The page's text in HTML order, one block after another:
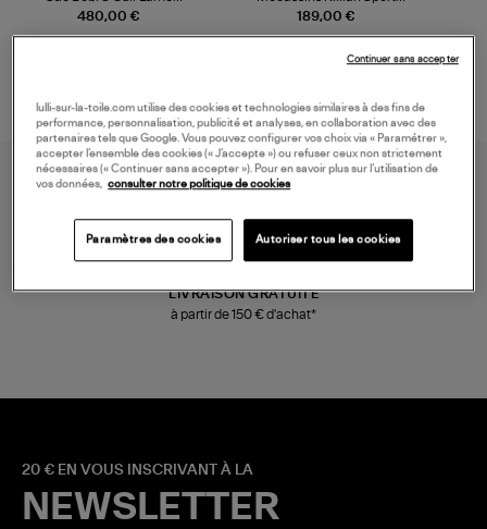
480,00 €
Champagne
189,00 €
Mousse
LIVRAISON GRATUITE
à partir de 150 € d'achat*
20 € EN VOUS INSCRIVANT À LA
NEWSLETTER
lulli-sur-la-toile.com utilise des cookies et technologies similaires à des fins de
performance, personnalisation, publicité et analyses, en collaboration avec des
partenaires tels que Google. Vous pouvez configurer vos choix via « Paramétrer »,
accepter l’ensemble des cookies (« J’accepte ») ou refuser ceux non strictement
nécessaires (« Continuer sans accepter »). Pour en savoir plus sur l’utilisation de
vos données, consulter notre politique de cookies
Paramètres des cookies Autoriser tous les cookies
Continuer sans accepter